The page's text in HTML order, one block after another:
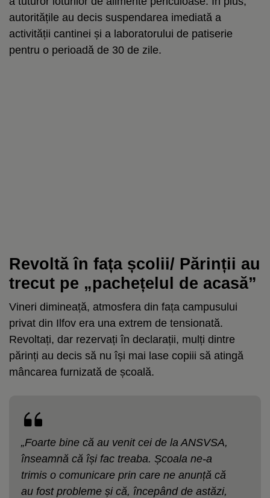
autoritățile au decis suspendarea imediată a
activității cantinei și a laboratorului de patiserie
pentru o perioadă de 30 de zile.
Revoltă în fața școlii/ Părinții au
trecut pe „pachețelul de acasă”
Vineri dimineață, atmosfera din fața campusului
privat din Ilfov era una extrem de tensionată.
Revoltați, dar rezervați în declarații, mulți dintre
părinți au decis să nu își mai lase copiii să atingă
mâncarea furnizată de școală.
„Foarte bine că au venit cei de la ANSVSA,
înseamnă că își fac treaba. Școala ne-a
trimis o comunicare prin care ne anunță că
au fost probleme și că, începând de astăzi,